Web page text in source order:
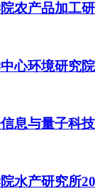
农产品加工
心环境研究
息与量子科
水产研究所